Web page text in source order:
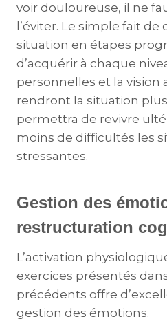
voir douloureuse, il ne
l’éviter. Le simple fait
situation en étapes
d’acquérir à chaque
personnelles et la vision
rendront la situation plus
permettra de revivre
moins de difficultés les
stressantes.
Gestion des
restructuration
L’activation
exercices présentés
précédents offre
gestion des émotions.